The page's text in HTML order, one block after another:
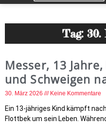
Tag: 30.
Messer, 13
und Schweigen
30. März 2026 Keine Kommentare
Ein 13-jähriges Kind kämpft
Flottbek um sein Leben.